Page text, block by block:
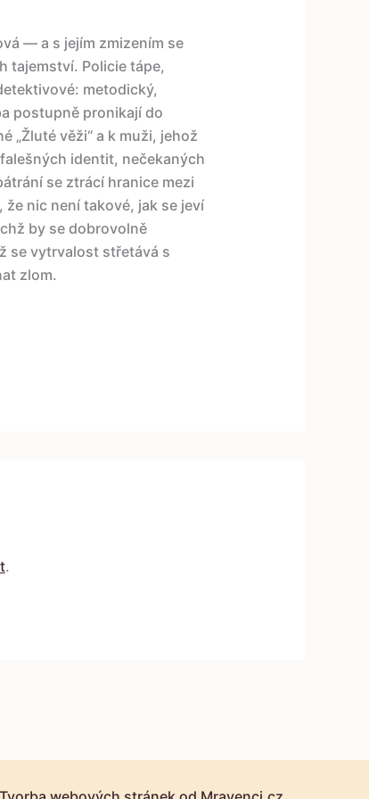
— a s jejím zmizením se
tajemství. Policie tápe,
metodický,
postupně pronikají do
„Žluté věži“ a k muži, jehož
identit, nečekaných
se ztrácí hranice mezi
že nic není takové, jak se jeví
by se dobrovolně
se vytrvalost střetává s
zlom.
.